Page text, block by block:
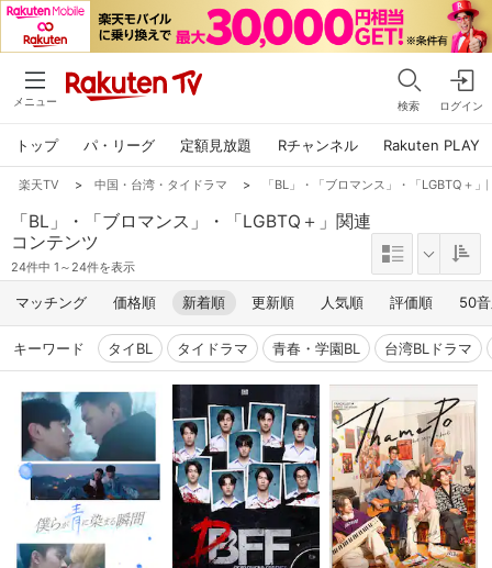
メニュー 検索 ログイン
トップ パ・リーグ 定額見放題 Rチャンネル Rakuten PLAY
楽天TV > 中国・台湾・タイドラマ > 「BL」・「ブロマンス」・「LGBTQ＋
「BL」・「ブロマンス」・「LGBTQ＋」関連
コンテンツ
24件中 1～24件を表示
マッチング 価格順 新着順 更新順 人気順 評価順 50
キーワード タイBL タイドラマ 青春・学園BL 台湾BLドラマ